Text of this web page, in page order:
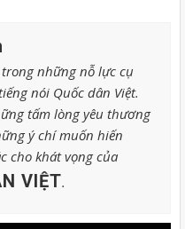
những nỗ lực cụ
nói Quốc dân Việt.
tấm lòng yêu thương
ý chí muốn hiến
cho khát vọng của
VIỆT.